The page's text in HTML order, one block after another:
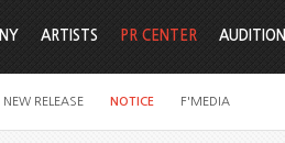
ARTISTS PR CENTER
NEW RELEASE NOTICE F'MEDIA
AUDITION